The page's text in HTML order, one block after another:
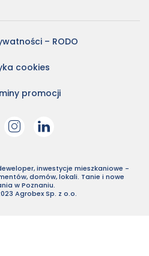
– RODO
cookies
promocji
inwestycje mieszkaniowe -
domów, lokali. Tanie i nowe
w Poznaniu.
Agrobex Sp. z o.o.